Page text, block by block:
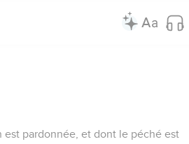
est pardonnée, et dont le péché est